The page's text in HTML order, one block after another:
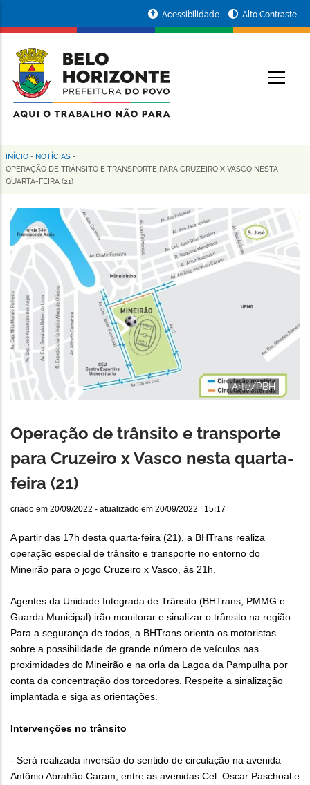
conteúdo
principal
da
Prefeitura
de
Horizonte
Acessibilidade Alto Contraste
Trilha
de
navegação
INÍCIO - NOTÍCIAS -
OPERAÇÃO DE TRÂNSITO E TRANSPORTE PARA CRUZEIRO X VASCO NESTA
QUARTA-FEIRA (21)
Arte/PBH
Operação de trânsito e transporte
para Cruzeiro x Vasco nesta quarta-
feira (21)
criado em 20/09/2022 - atualizado em 20/09/2022 | 15:17
A partir das 17h desta quarta-feira (21), a BHTrans realiza
operação especial de trânsito e transporte no entorno do
Mineirão para o jogo Cruzeiro x Vasco, às 21h.
Agentes da Unidade Integrada de Trânsito (BHTrans, PMMG e
Guarda Municipal) irão monitorar e sinalizar o trânsito na região.
Para a segurança de todos, a BHTrans orienta os motoristas
sobre a possibilidade de grande número de veículos nas
proximidades do Mineirão e na orla da Lagoa da Pampulha por
conta da concentração dos torcedores. Respeite a sinalização
implantada e siga as orientações.
Intervenções no trânsito
- Será realizada inversão do sentido de circulação na avenida
Antônio Abrahão Caram, entre as avenidas Cel. Oscar Paschoal e